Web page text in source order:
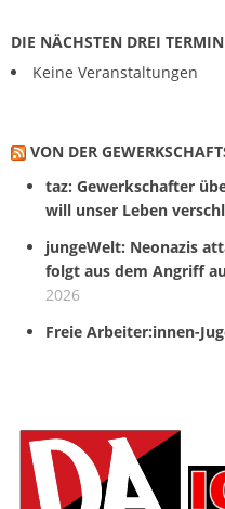
DIE NÄCHSTEN DREI
Keine Veranstaltungen
VON DER
taz: Gewerkschafter
will unser Leben
jungeWelt: Neonazis
folgt aus dem Angriff
2026
Freie Arbeiter:innen-